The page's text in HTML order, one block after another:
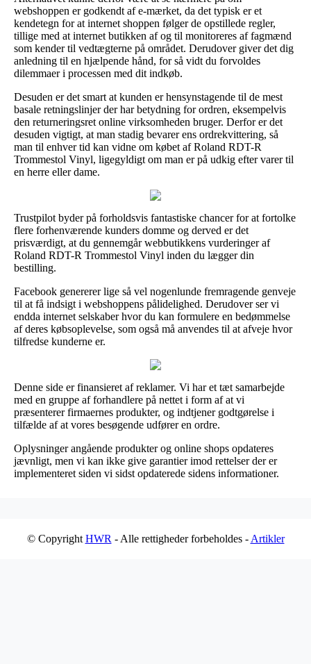
webshoppen er godkendt af e-mærket, da det typisk er et
kendetegn for at internet shoppen følger de opstillede regler,
tillige med at internet butikken af og til monitoreres af fagmænd
som kender til vedtægterne på området. Derudover giver det dig
anledning til en hjælpende hånd, for så vidt du forvoldes
dilemmaer i processen med dit indkøb.
Desuden er det smart at kunden er hensynstagende til de mest
basale retningslinjer der har betydning for ordren, eksempelvis
den returneringsret online virksomheden bruger. Derfor er det
desuden vigtigt, at man stadig bevarer ens ordrekvittering, så
man til enhver tid kan vidne om købet af Roland RDT-R
Trommestol Vinyl, ligegyldigt om man er på udkig efter varer til
en herre eller dame.
Trustpilot byder på forholdsvis fantastiske chancer for at fortolke
flere forhenværende kunders domme og derved er det
prisværdigt, at du gennemgår webbutikkens vurderinger af
Roland RDT-R Trommestol Vinyl inden du lægger din
bestilling.
Facebook genererer lige så vel nogenlunde fremragende genveje
til at få indsigt i webshoppens pålidelighed. Derudover ser vi
endda internet selskaber hvor du kan formulere en bedømmelse
af deres købsoplevelse, som også må anvendes til at afveje hvor
tilfredse kunderne er.
Denne side er finansieret af reklamer. Vi har et tæt samarbejde
med en gruppe af forhandlere på nettet i form af at vi
præsenterer firmaernes produkter, og indtjener godtgørelse i
tilfælde af at vores besøgende udfører en ordre.
Oplysninger angående produkter og online shops opdateres
jævnligt, men vi kan ikke give garantier imod rettelser der er
implementeret siden vi sidst opdaterede sidens informationer.
© Copyright HWR - Alle rettigheder forbeholdes - Artikler